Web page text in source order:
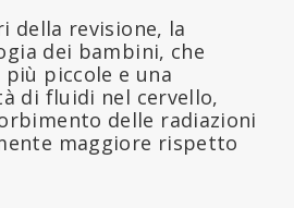
della revisione, la
dei bambini, che
piccole e una
di fluidi nel cervello,
delle radiazioni
maggiore rispetto